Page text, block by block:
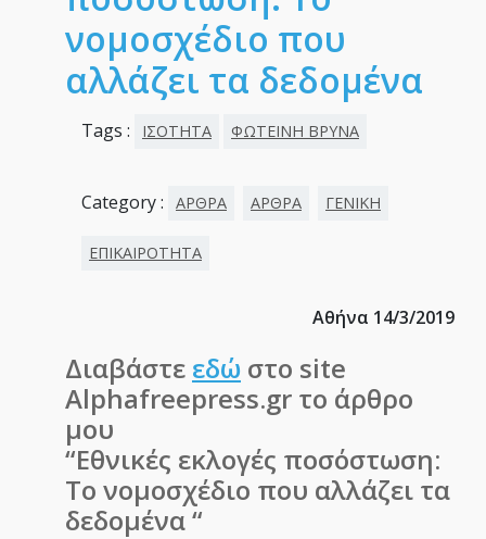
νομοσχέδιο που
αλλάζει τα δεδομένα
Tags : ΙΣΟΤΗΤΑ ΦΩΤΕΙΝΗ ΒΡΥΝΑ
Category : ΑΡΘΡΑ ΑΡΘΡΑ ΓΕΝΙΚΗ
ΕΠΙΚΑΙΡΟΤΗΤΑ
Αθήνα 14/3/2019
Διαβάστε εδώ στο site
Alphafreepress.gr το άρθρο
μου
“Εθνικές εκλογές ποσόστωση:
Το νομοσχέδιο που αλλάζει τα
δεδομένα “